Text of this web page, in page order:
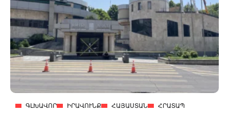
ԳԼԽԱՎՈՐ ԻՐԱՎՈՒՆՔ ՀԱՅԱՍՏԱՆ ՀՐԱՏԱՊ